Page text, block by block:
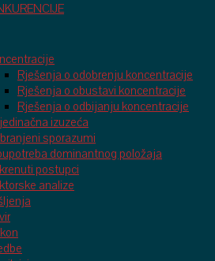
Rješenja o odobrenju koncentracije
Rješenja o obustavi koncentracije
Rješenja o odbijanju koncentracije
izuzeća
sporazumi
dominantnog položaja
postupci
analize